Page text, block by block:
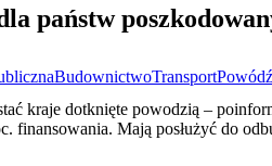
państw
BudownictwoTransportPowódź
kraje dotknięte powodzią –
finansowania. Mają posłużyć do